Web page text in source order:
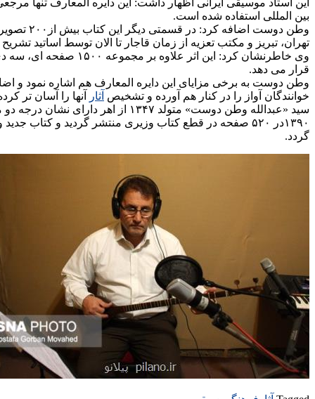
بین المللی استفاده شده است.
وطن دوست اضافه کرد: در قسمتی دیگر این کتاب بیش از۲۰۰ تصویر اختصاصی ناب از
تهران، تبریز و مکتب تعزیه از زمان قاجار تا الان توسط اساتید
قرار می دهد.
وطن دوست به برخی مزایای این دایره المعارف هم اشاره نمود و
خوانندگان آواز را در کنار هم آورده و تشخیص آثار آنها را آسان تر
سید «عبدالله وطن دوست» متولد ۱۳۴۷ از اهر دارای نشان درجه دو موسیقی از وزارت
۱۳۹۰در ۵۲۰ صفحه در قطع کتاب وزیری منتشر گردید و
گردد.